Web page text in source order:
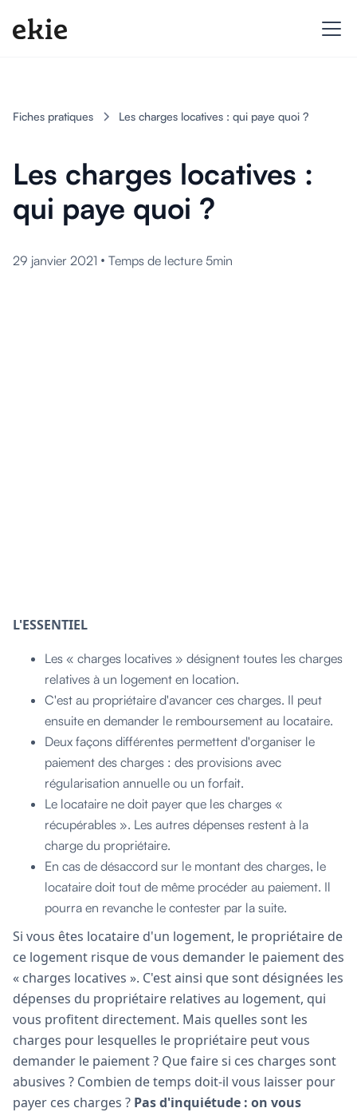
Fiches pratiques Les charges locatives : qui paye quoi ?
Les charges locatives :
qui paye quoi ?
29 janvier 2021 • Temps de lecture 5min
L'ESSENTIEL
Les « charges locatives » désignent toutes les charges
relatives à un logement en location.
C'est au propriétaire d'avancer ces charges. Il peut
ensuite en demander le remboursement au locataire.
Deux façons différentes permettent d'organiser le
paiement des charges : des provisions avec
régularisation annuelle ou un forfait.
Le locataire ne doit payer que les charges «
récupérables ». Les autres dépenses restent à la
charge du propriétaire.
En cas de désaccord sur le montant des charges, le
locataire doit tout de même procéder au paiement. Il
pourra en revanche le contester par la suite.
Si vous êtes locataire d'un logement, le propriétaire de
ce logement risque de vous demander le paiement des
« charges locatives ». C'est ainsi que sont désignées les
dépenses du propriétaire relatives au logement, qui
vous profitent directement. Mais quelles sont les
charges pour lesquelles le propriétaire peut vous
demander le paiement ? Que faire si ces charges sont
abusives ? Combien de temps doit-il vous laisser pour
payer ces charges ? Pas d'inquiétude : on vous